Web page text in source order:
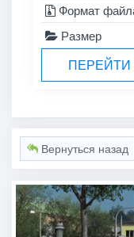
Формат
Размер
ПЕРЕЙТИ
Вернуться назад